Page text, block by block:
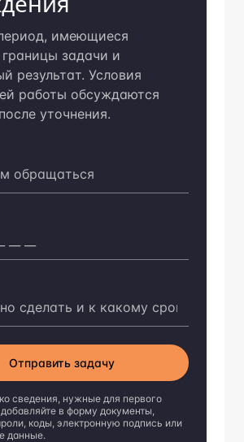
имеющиеся
задачи и
Условия
работы обсуждаются
уточнения.
Отправить задачу
сведения, нужные для первого
коды, электронную подпись или
данные.